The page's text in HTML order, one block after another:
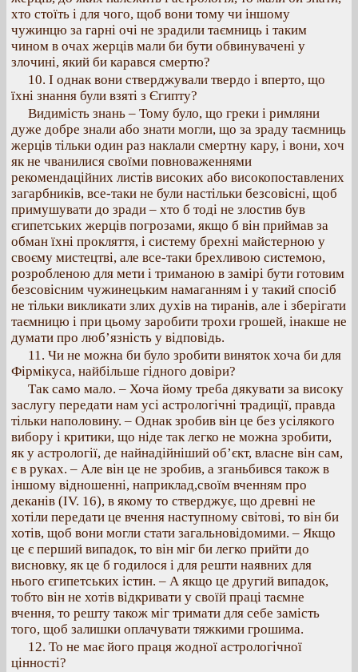
хто стоїть і для чого, щоб вони тому чи іншому
чужинцю за гарні очі не зрадили таємниць і таким
чином в очах жерців мали би бути обвинувачені у
злочині, який би карався смертю?
10. І однак вони стверджували твердо і вперто, що
їхні знання були взяті з Єгипту?
Видимість знань – Тому було, що греки і римляни
дуже добре знали або знати могли, що за зраду таємниць
жерців тільки один раз наклали смертну кару, і вони, хоч
як не чванилися своїми повноваженнями
рекомендаційних листів високих або високопоставлених
загарбників, все-таки не були настільки безсовісні, щоб
примушувати до зради – хто б тоді не злостив був
єгипетських жерців погрозами, якщо б він приймав за
обман їхні прокляття, і систему брехні майстерною у
своєму мистецтві, але все-таки брехливою системою,
розробленою для мети і триманою в замірі бути готовим
безсовісним чужинецьким намаганням і у такий спосіб
не тільки викликати злих духів на тиранів, але і зберігати
таємницю і при цьому заробити трохи грошей, інакше не
думати про люб’язність у відповідь.
11. Чи не можна би було зробити виняток хоча би для
Фірмікуса, найбільше гідного довіри?
Так само мало. – Хоча йому треба дякувати за високу
заслугу передати нам усі астрологічні традиції, правда
тільки наполовину. – Однак зробив він це без усілякого
вибору і критики, що ніде так легко не можна зробити,
як у астрології, де найнадійніший об’єкт, власне він сам,
є в руках. – Але він це не зробив, а зганьбився також в
іншому відношенні, наприклад,своїм вченням про
деканів (IV. 16), в якому то стверджує, що древні не
хотіли передати це вчення наступному світові, то він би
хотів, щоб вони могли стати загальновідомими. – Якщо
це є перший випадок, то він міг би легко прийти до
висновку, як це б годилося і для решти наявних для
нього єгипетських істин. – А якщо це другий випадок,
тобто він не хотів відкривати у своїй праці таємне
вчення, то решту також міг тримати для себе замість
того, щоб залишки оплачувати тяжкими грошима.
12. То не має його праця жодної астрологічної
цінності?